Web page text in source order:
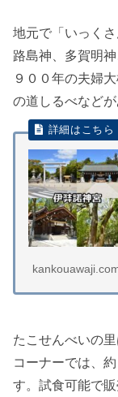
地元で「いっく
路島神、多賀明
９００年の夫婦
の道しるべなどが
たこせんべいの
コーナーでは、
す。試食可能で